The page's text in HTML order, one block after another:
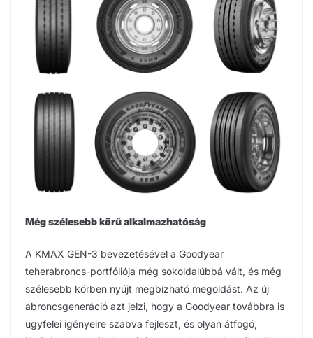
Még szélesebb körű alkalmazhatóság
A KMAX GEN-3 bevezetésével a Goodyear
teherabroncs-portfóliója még sokoldalúbbá vált, és még
szélesebb körben nyújt megbízható megoldást. Az új
abroncsgeneráció azt jelzi, hogy a Goodyear továbbra is
ügyfelei igényeire szabva fejleszt, és olyan átfogó,